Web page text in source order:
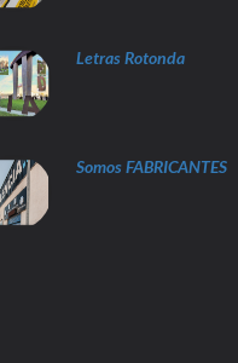
Letras Rotonda
Somos FABRICANTES